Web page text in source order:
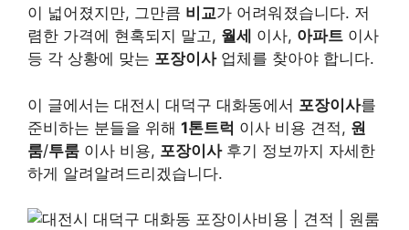
이 넓어졌지만, 그만큼 비교가 어려워졌습니다. 저
렴한 가격에 현혹되지 말고, 월세 이사, 아파트 이사
등 각 상황에 맞는 포장이사업체를 찾아야 합니다.
이 글에서는 대전시 대덕구 대화동에서 포장이사를
준비하는 분들을 위해 1톤트럭 이사 비용 견적, 원
룸/투룸 이사 비용, 포장이사후기 정보까지 자세한
하게 알려알려드리겠습니다.